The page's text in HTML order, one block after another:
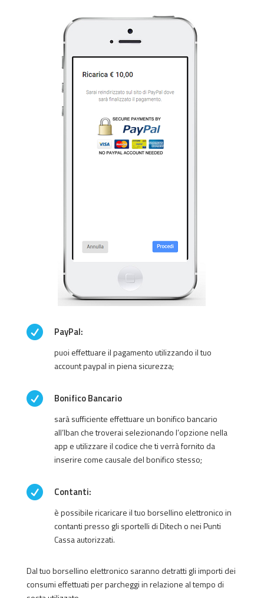
 PayPal:
puoi effettuare il pagamento utilizzando il tuo
account paypal in piena sicurezza;
 Bonifico Bancario
sarà sufficiente effettuare un bonifico bancario
all’Iban che troverai selezionando l’opzione nella
app e utilizzare il codice che ti verrà fornito da
inserire come causale del bonifico stesso;
 Contanti:
è possibile ricaricare il tuo borsellino elettronico in
contanti presso gli sportelli di Ditech o nei Punti
Cassa autorizzati.
Dal tuo borsellino elettronico saranno detratti gli importi dei
consumi effettuati per parcheggi in relazione al tempo di